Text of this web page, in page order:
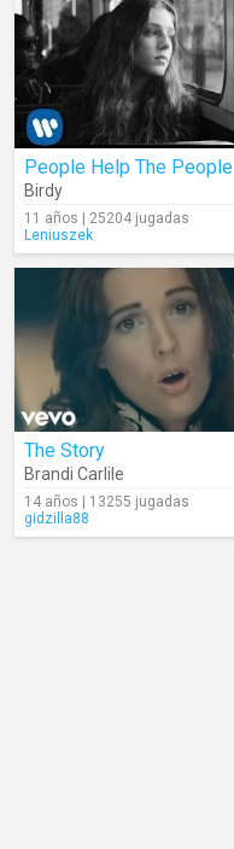
People Help The People
Birdy
11 años | 25204 jugadas
Leniuszek
The Story
Brandi Carlile
14 años | 13255 jugadas
gidzilla88